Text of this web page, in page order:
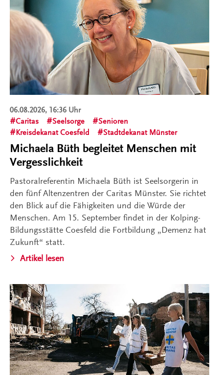
06.08.2026, 16:36 Uhr
Caritas
Seelsorge
Senioren
Kreisdekanat Coesfeld
Stadtdekanat Münster
Michaela Büth begleitet Menschen mit
Vergesslichkeit
Pastoralreferentin Michaela Büth ist Seelsorgerin in
den fünf Altenzentren der Caritas Münster. Sie richtet
den Blick auf die Fähigkeiten und die Würde der
Menschen. Am 15. September findet in der Kolping-
Bildungsstätte Coesfeld die Fortbildung „Demenz hat
Zukunft“ statt.
Artikel lesen